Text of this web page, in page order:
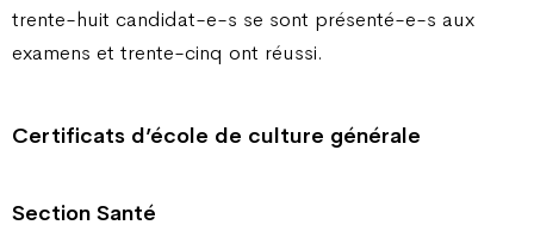
trente-huit candidat-e-s se sont présenté-e-s aux
examens et trente-cinq ont réussi.
Certificats d’école de culture générale
Section Santé